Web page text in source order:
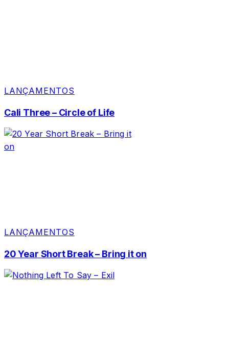
LANÇAMENTOS
Cali Three – Circle of Life
LANÇAMENTOS
20 Year Short Break – Bring it on